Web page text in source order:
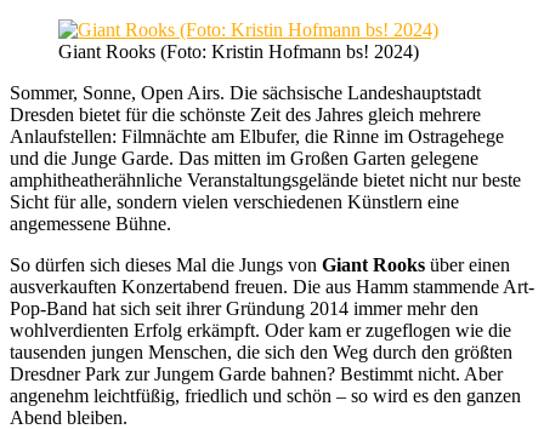
Giant Rooks (Foto: Kristin Hofmann bs! 2024)
Sommer, Sonne, Open Airs. Die sächsische Landeshauptstadt
Dresden bietet für die schönste Zeit des Jahres gleich mehrere
Anlaufstellen: Filmnächte am Elbufer, die Rinne im Ostragehege
und die Junge Garde. Das mitten im Großen Garten gelegene
amphitheatherähnliche Veranstaltungsgelände bietet nicht nur beste
Sicht für alle, sondern vielen verschiedenen Künstlern eine
angemessene Bühne.
So dürfen sich dieses Mal die Jungs von Giant Rooks über einen
ausverkauften Konzertabend freuen. Die aus Hamm stammende Art-
Pop-Band hat sich seit ihrer Gründung 2014 immer mehr den
wohlverdienten Erfolg erkämpft. Oder kam er zugeflogen wie die
tausenden jungen Menschen, die sich den Weg durch den größten
Dresdner Park zur Jungem Garde bahnen? Bestimmt nicht. Aber
angenehm leichtfüßig, friedlich und schön – so wird es den ganzen
Abend bleiben.